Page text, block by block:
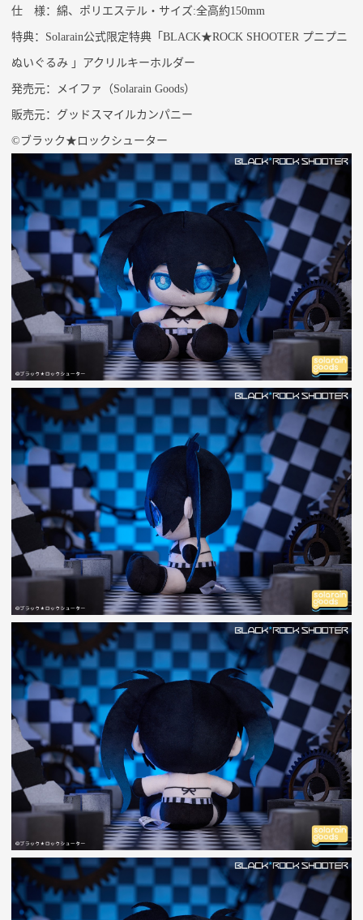
仕 様：綿、ポリエステル・サイズ:全高約150mm
特典： Solarain公式限定特典「 BLACK★ROCK SHOOTER プニプニ
ぬいぐるみ 」アクリルキーホルダー
発売元：メイファ（Solarain Goods）
販売元：グッドスマイルカンパニー
©ブラック★ロックシューター